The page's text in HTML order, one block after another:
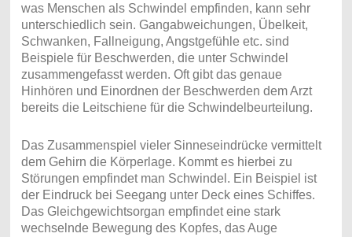
was Menschen als Schwindel empfinden, kann sehr
unterschiedlich sein. Gangabweichungen, Übelkeit,
Schwanken, Fallneigung, Angstgefühle etc. sind
Beispiele für Beschwerden, die unter Schwindel
zusammengefasst werden. Oft gibt das genaue
Hinhören und Einordnen der Beschwerden dem Arzt
bereits die Leitschiene für die Schwindelbeurteilung.
Das Zusammenspiel vieler Sinneseindrücke vermittelt
dem Gehirn die Körperlage. Kommt es hierbei zu
Störungen empfindet man Schwindel. Ein Beispiel ist
der Eindruck bei Seegang unter Deck eines Schiffes.
Das Gleichgewichtsorgan empfindet eine stark
wechselnde Bewegung des Kopfes, das Auge